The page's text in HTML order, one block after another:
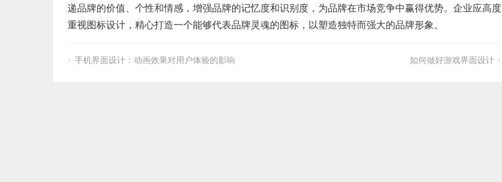
递品牌的价值、个性和情感，增强品牌的记忆度和识别度，为品牌在市场竞争中赢得优势。企业应高度
重视图标设计，精心打造一个能够代表品牌灵魂的图标，以塑造独特而强大的品牌形象。
« 手机界面设计：动画效果对用户体验的影响 如何做好游戏界面设计 »